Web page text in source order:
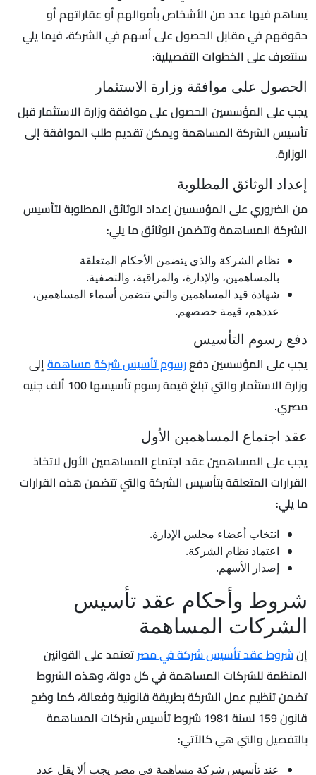
يساهم فيها عدد من الأشخاص بأموالهم أو عقاراتهم أو
حقوقهم في مقابل الحصول على أسهم في الشركة، فيما يلي
سنتعرف على الخطوات التفصيلية:
الحصول على موافقة وزارة الاستثمار
يجب على المؤسسين الحصول على موافقة وزارة الاستثمار قبل
تأسيس الشركة المساهمة ويمكن تقديم طلب الموافقة إلى
الوزارة.
إعداد الوثائق المطلوبة
من الضروري على المؤسسين إعداد الوثائق المطلوبة لتأسيس
الشركة المساهمة وتتضمن الوثائق ما يلي:
نظام الشركة والذي يتضمن الأحكام المتعلقة
بالمساهمين، والإدارة، والمراقبة، والتصفية.
شهادة قيد المساهمين والتي تتضمن أسماء المساهمين،
عددهم، قيمة حصصهم.
دفع رسوم التأسيس
يجب على المؤسسين دفعرسوم تأسيس شركة مساهمةإلى
وزارة الاستثمار والتي تبلغ قيمة رسوم تأسيسها 100 ألف جنيه
مصري.
عقد اجتماع المساهمين الأول
يجب على المساهمين عقد اجتماع المساهمين الأول لاتخاذ
القرارات المتعلقة بتأسيس الشركة والتي تتضمن هذه القرارات
ما يلي:
انتخاب أعضاء مجلس الإدارة.
اعتماد نظام الشركة.
إصدار الأسهم.
شروط وأحكام عقد تأسيس
الشركات المساهمة
إنشروط عقد تأسيس شركة في مصرتعتمد على القوانين
المنظمة للشركات المساهمة في كل دولة، وهذه الشروط
تضمن تنظيم عمل الشركة بطريقة قانونية وفعالة، كما وضح
قانون 159 لسنة 1981 شروط تأسيس شركات المساهمة
بالتفصيل والتي هي كالآتي:
عند تأسيس شركة مساهمة في مصر يجب ألا يقل عدد